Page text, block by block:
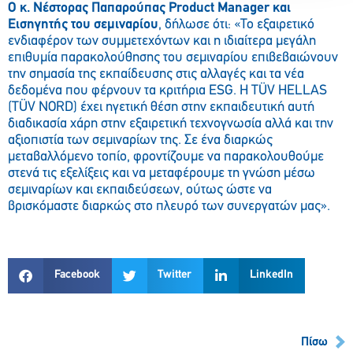
Ο κ. Νέστορας Παπαρούπας Product Manager και
Εισηγητής του σεμιναρίου, δήλωσε ότι: «Το εξαιρετικό
ενδιαφέρον των συμμετεχόντων και η ιδιαίτερα μεγάλη
επιθυμία παρακολούθησης του σεμιναρίου επιβεβαιώνουν
την σημασία της εκπαίδευσης στις αλλαγές και τα νέα
δεδομένα που φέρνουν τα κριτήρια ESG. Η TÜV HELLAS
(TÜV NORD) έχει ηγετική θέση στην εκπαιδευτική αυτή
διαδικασία χάρη στην εξαιρετική τεχνογνωσία αλλά και την
αξιοπιστία των σεμιναρίων της. Σε ένα διαρκώς
μεταβαλλόμενο τοπίο, φροντίζουμε να παρακολουθούμε
στενά τις εξελίξεις και να μεταφέρουμε τη γνώση μέσω
σεμιναρίων και εκπαιδεύσεων, ούτως ώστε να
βρισκόμαστε διαρκώς στο πλευρό των συνεργατών μας».
Facebook Twitter LinkedIn
Πίσω